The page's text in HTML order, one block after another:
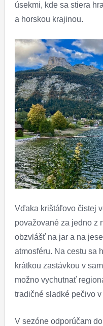
úsekmi, kde sa stiera
a horskou krajinou.
Vďaka krištáľovo čistej
považované za jedno z
obzvlášť na jar a na
atmosféru. Na cestu sa
krátkou zastávkou v
možno vychutnať
tradičné sladké pečivo
V sezóne odporúčam